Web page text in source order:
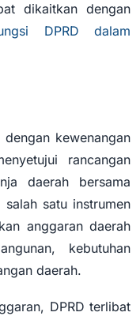
dikaitkan dengan
DPRD dalam
dengan kewenangan
rancangan
daerah bersama
satu instrumen
anggaran daerah
kebutuhan
daerah.
DPRD terlibat